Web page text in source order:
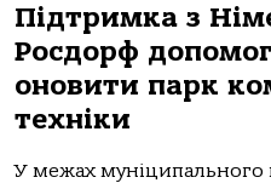
Підтримка з
Росдорф
оновити парк
техніки
У межах муніципального